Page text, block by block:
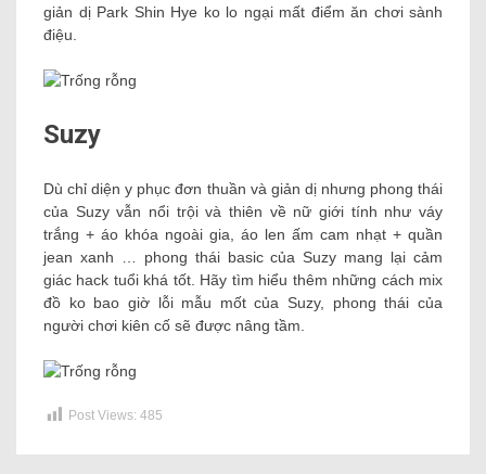
giản dị Park Shin Hye ko lo ngại mất điểm ăn chơi sành
điệu.
Suzy
Dù chỉ diện y phục đơn thuần và giản dị nhưng phong thái
của Suzy vẫn nổi trội và thiên về nữ giới tính như váy
trắng + áo khóa ngoài gia, áo len ấm cam nhạt + quần
jean xanh … phong thái basic của Suzy mang lại cảm
giác hack tuổi khá tốt. Hãy tìm hiểu thêm những cách mix
đồ ko bao giờ lỗi mẫu mốt của Suzy, phong thái của
người chơi kiên cố sẽ được nâng tầm.
Post Views: 485